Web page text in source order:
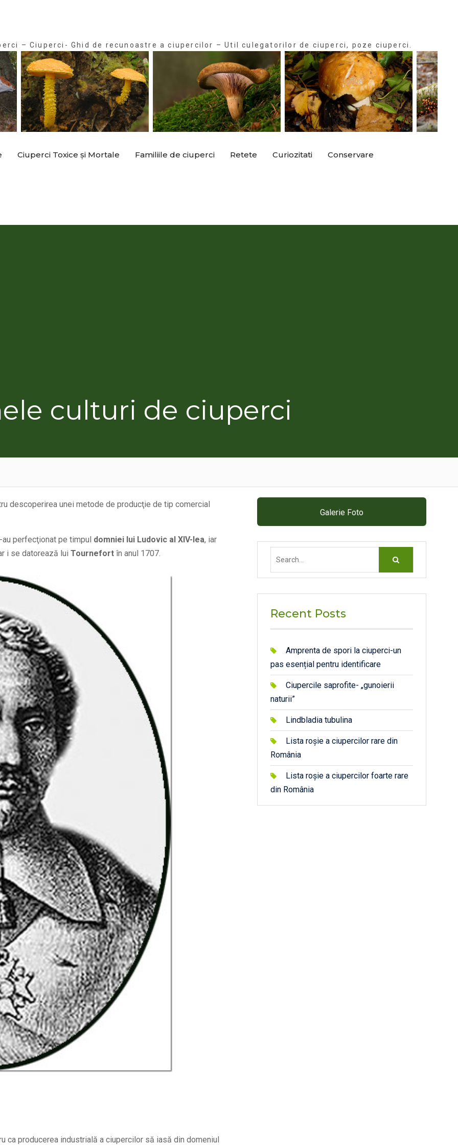
– Ciuperci- Ghid de recunoastre a ciupercilor – Util culegatorilor de ciuperci, poze ciuperci.
Ciuperci Toxice și Mortale Familiile de ciuperci Retete Curiozitati Conservare
culturi de ciuperci
descoperirea unei metode de producţie de tip comercial
perfecţionat pe timpul domniei lui Ludovic al XIV-lea, iar
i se datorează lui Tournefort în anul 1707.
ca producerea industrială a ciupercilor să iasă din domeniul
Galerie Foto
Recent Posts
Amprenta de spori la ciuperci-un
pas esențial pentru identificare
Ciupercile saprofite- „gunoierii
naturii”
Lindbladia tubulina
Lista roșie a ciupercilor rare din
România
Lista roșie a ciupercilor foarte rare
din România